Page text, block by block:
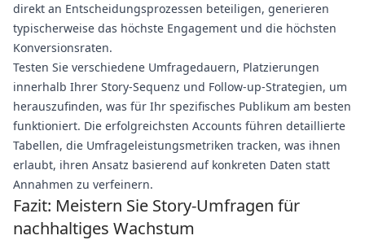
direkt an Entscheidungsprozessen beteiligen, generieren
typischerweise das höchste Engagement und die höchsten
Konversionsraten.
Testen Sie verschiedene Umfragedauern, Platzierungen
innerhalb Ihrer Story-Sequenz und Follow-up-Strategien, um
herauszufinden, was für Ihr spezifisches Publikum am besten
funktioniert. Die erfolgreichsten Accounts führen detaillierte
Tabellen, die Umfrageleistungsmetriken tracken, was ihnen
erlaubt, ihren Ansatz basierend auf konkreten Daten statt
Annahmen zu verfeinern.
Fazit: Meistern Sie Story-Umfragen für
nachhaltiges Wachstum